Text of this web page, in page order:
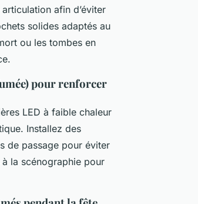
afin d’éviter
solides adaptés au
ou les tombes en
pour renforcer
LED à faible chaleur
Installez des
de passage pour éviter
la scénographie pour